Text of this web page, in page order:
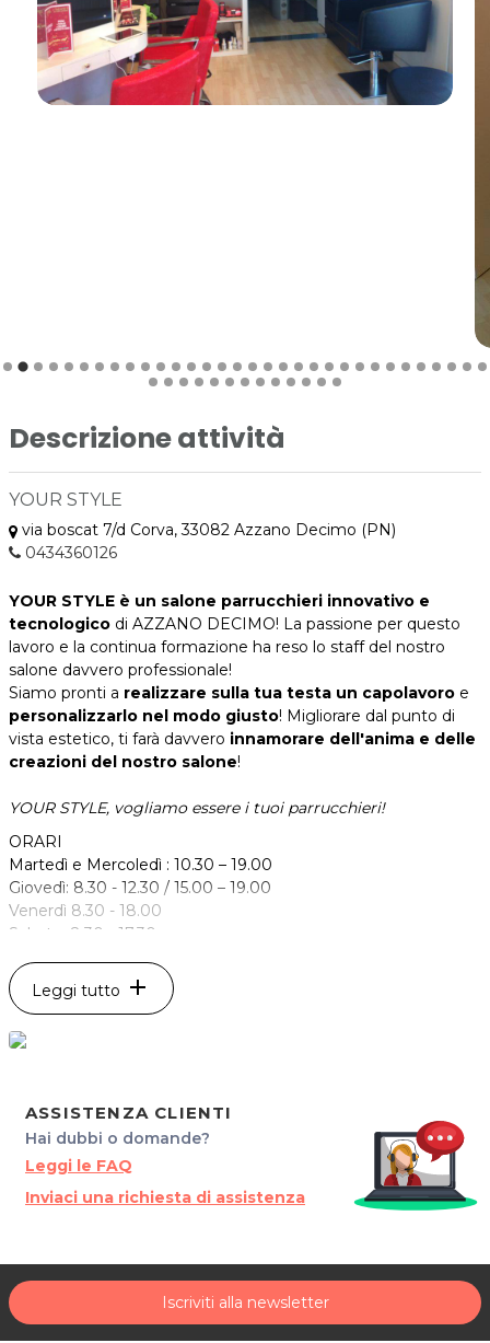
Descrizione attività
YOUR STYLE
via boscat 7/d Corva, 33082 Azzano Decimo (PN)
0434360126
YOUR STYLE è un salone parrucchieri innovativo e
tecnologico di AZZANO DECIMO! La passione per questo
lavoro e la continua formazione ha reso lo staff del nostro
salone davvero professionale!
Siamo pronti a realizzare sulla tua testa un capolavoro e
personalizzarlo nel modo giusto! Migliorare dal punto di
vista estetico, ti farà davvero innamorare dell'anima e delle
creazioni del nostro salone!
YOUR STYLE, vogliamo essere i tuoi parrucchieri!
ORARI
Martedì e Mercoledì : 10.30 – 19.00
Giovedì: 8.30 - 12.30 / 15.00 – 19.00
Venerdì 8.30 - 18.00
Sabato: 8.30 - 17.30
YOUR STYLE - Parrucchieri ed Estetica
Via Boscat 7/d Corva
P.IVA 01480740933
Per ulteriori informazioni sull'offerta o sulle modalità di
acquisto scrivi a posta@espevia.it
Leggi tutto add
ASSISTENZA CLIENTI
Hai dubbi o domande?
Leggi le FAQ
Inviaci una richiesta di assistenza
Iscriviti alla newsletter